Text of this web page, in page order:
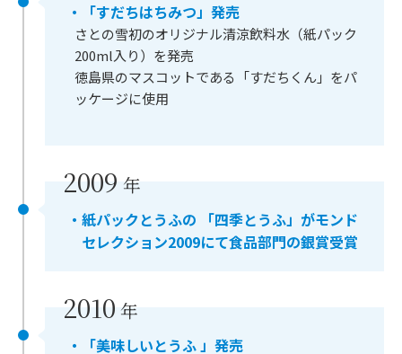
・「すだちはちみつ」発売
さとの雪初のオリジナル清涼飲料水（紙パック
200ml入り）を発売
徳島県のマスコットである「すだちくん」をパ
ッケージに使用
2009 年
・紙パックとうふの 「四季とうふ」がモンド
セレクション2009にて食品部門の銀賞受賞
2010 年
・「美味しいとうふ 」発売